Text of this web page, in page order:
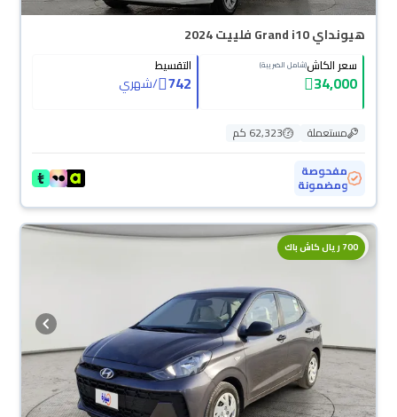
هيونداي Grand i10 فلييت 2024
سعر الكاش(شامل الضريبة)
34,000
التقسيط
742
/شهري
مستعملة
62,323 كم
مفحوصة
ومضمونة
700 ريال كاش باك